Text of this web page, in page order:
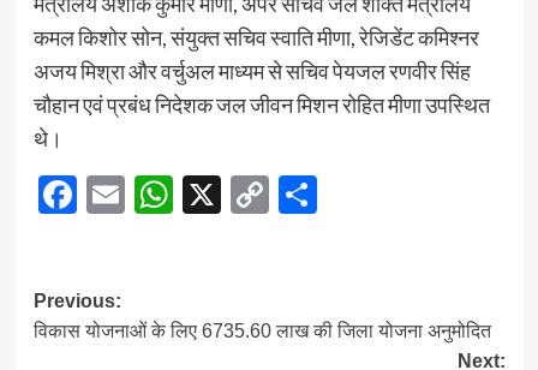
कमल किशोर सोन, संयुक्त सचिव स्वाति मीणा, रेजिडेंट कमिश्नर
अजय मिश्रा और वर्चुअल माध्यम से सचिव पेयजल रणवीर सिंह
चौहान एवं प्रबंध निदेशक जल जीवन मिशन रोहित मीणा उपस्थित
थे।
Facebook
EmailWhatsApp
X CopyShare
Post
navigation
Previous:
विकास योजनाओं के लिए 6735.60 लाख की जिला योजना अनुमोदित
Next: